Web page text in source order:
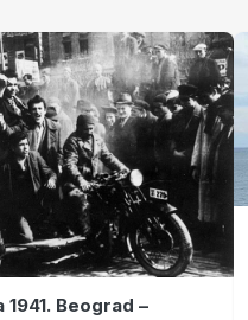
1941. Beograd –